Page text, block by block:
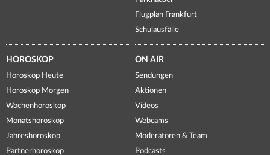
Flugplan Frankfurt
Schulausfälle
HOROSKOP
Horoskop Heute
Horoskop Morgen
Wochenhoroskop
Monatshoroskop
Jahreshoroskop
Partnerhoroskop
ON AIR
Sendungen
Aktionen
Videos
Webcams
Moderatoren & Team
Podcasts